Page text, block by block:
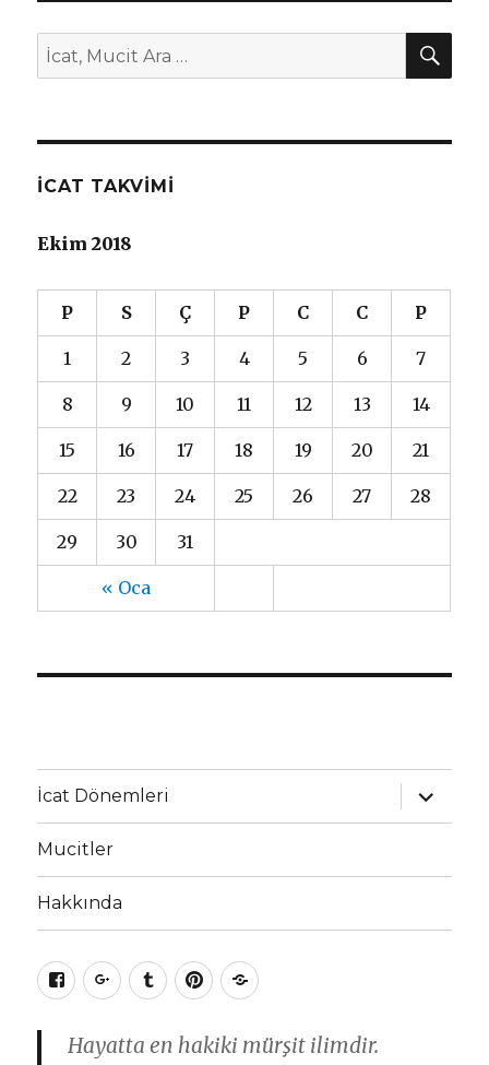
Ara:
İCAT TAKVIMI
Ekim 2018
P S Ç P C C P
« Oca
1 2 3 4 5 6 7
8 9 10 11 12 13 14
15 16 17 18 19 20 21
22 23 24 25 26 27 28
29 30 31
İcat Dönemleri
Alt
menüyü
genişlet
Mucitler
Hakkında
FacebookGoogle+TumblrPinterest
RSS
Hayatta en hakiki mürşit ilimdir.